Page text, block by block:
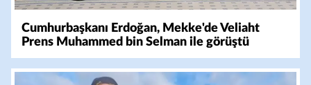
Cumhurbaşkanı Erdoğan, Mekke'de Veliaht
Prens Muhammed bin Selman ile görüştü